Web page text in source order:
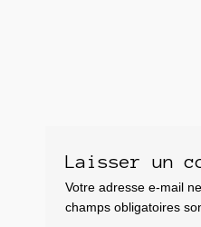
Laisser un
Votre adresse e-mail
champs obligatoires